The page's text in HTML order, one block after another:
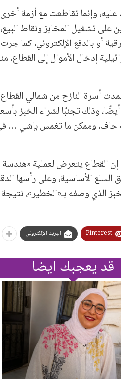
وإنما تقاطعت مع أزمة
تشغيل المخابز ونقاط
الورقية أو بالدفع الإلكتروني،
إدخال الأموال إلى القطاع،
أسرة النازح من شمالي
وذلك تجنبًا لشراء الخبز
وممكن ما تغمس بإشي …
إن القطاع يتعرض لعملية
الأساسية، وعلى رأسها
الذي وصفه بـ«الخطير»،
Pinterest البريد الإلكتروني
قد يعجبك ايضا